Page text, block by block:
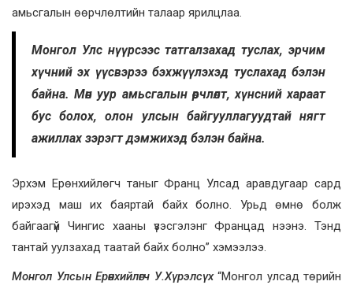
амьсгалын өөрчлөлтийн талаар ярилцлаа.
Монгол Улс нүүрсээс татгалзахад туслах, эрчим
хүчний эх үүсвэрээ бэхжүүлэхэд туслахад бэлэн
байна. Мөн уур амьсгалын өөрчлөлт, хүнсний хараат
бус болох, олон улсын байгууллагуудтай нягт
ажиллах зэрэгт дэмжихэд бэлэн байна.
Эрхэм Ерөнхийлөгч таныг Франц Улсад аравдугаар сард
ирэхэд маш их баяртай байх болно. Урьд өмнө болж
байгаагүй Чингис хааны үзэсгэлэнг Францад нээнэ. Тэнд
тантай уулзахад таатай байх болно” хэмээлээ.
Монгол Улсын Ерөнхийлөгч У.Хүрэлсүх “Монгол улсад төрийн